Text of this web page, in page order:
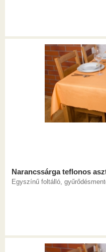
Narancssárga teflonos
Egyszínű foltálló,